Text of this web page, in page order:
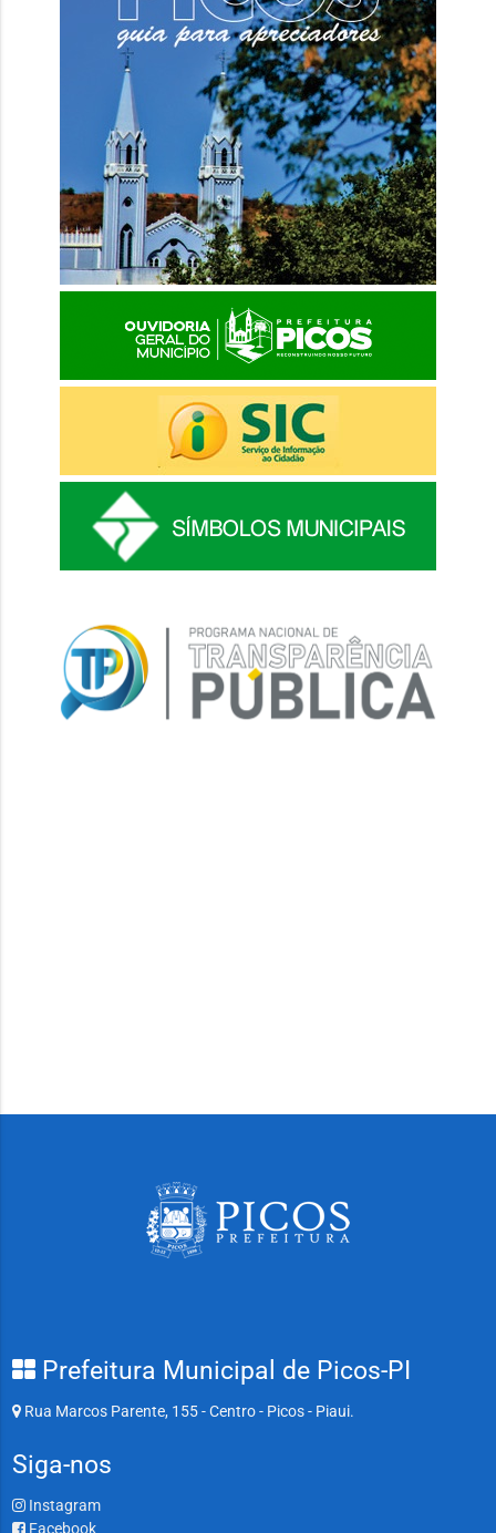
Prefeitura Municipal de Picos-PI
Rua Marcos Parente, 155 - Centro - Picos - Piaui.
Siga-nos
Instagram
Facebook